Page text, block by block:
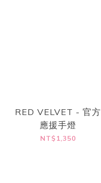
RED VELVET - 官方
應援手燈
NT$1,350